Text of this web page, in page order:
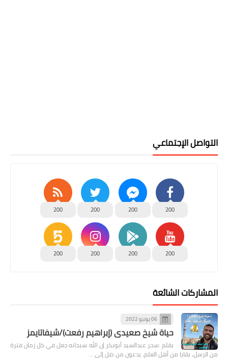
التواصل الإجتماعي
200
200
200
200
200
200
200
200
المشاركات الشائعة
06 يونيو 2022
حياة شيخ صعيدى (إبراهيم رفعت)/شيفاتايمز
بقلم :سحر عبدالسيد أبوبكر إن الله سبحانه جعل في كل زمان فترة
من الرسل، بقايا من أهل العلم، يدعون من ضل إلى …